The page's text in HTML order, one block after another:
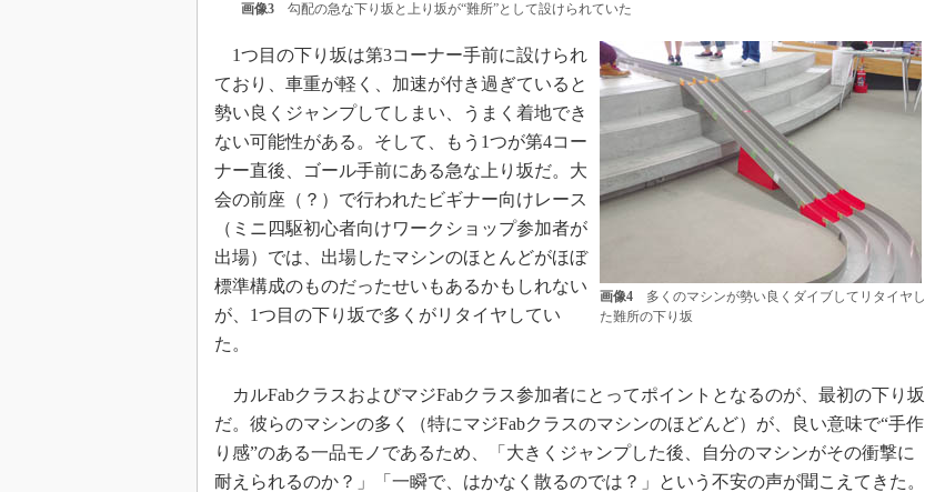
画像3勾配の急な下り坂と上り坂が“難所”として設けられていた
画像4 多くのマシンが勢い良くダイブしてリタイヤし
た難所の下り坂
1つ目の下り坂は第3コーナー手前に設けられ
ており、車重が軽く、加速が付き過ぎていると
勢い良くジャンプしてしまい、うまく着地でき
ない可能性がある。そして、もう1つが第4コー
ナー直後、ゴール手前にある急な上り坂だ。大
会の前座（？）で行われたビギナー向けレース
（ミニ四駆初心者向けワークショップ参加者が
出場）では、出場したマシンのほとんどがほぼ
標準構成のものだったせいもあるかもしれない
が、1つ目の下り坂で多くがリタイヤしてい
た。
カルFabクラスおよびマジFabクラス参加者にとってポイントとなるのが、最初の下り坂
だ。彼らのマシンの多く（特にマジFabクラスのマシンのほどんど）が、良い意味で“手作
り感”のある一品モノであるため、「大きくジャンプした後、自分のマシンがその衝撃に
耐えられるのか？」「一瞬で、はかなく散るのでは？」という不安の声が聞こえてきた。